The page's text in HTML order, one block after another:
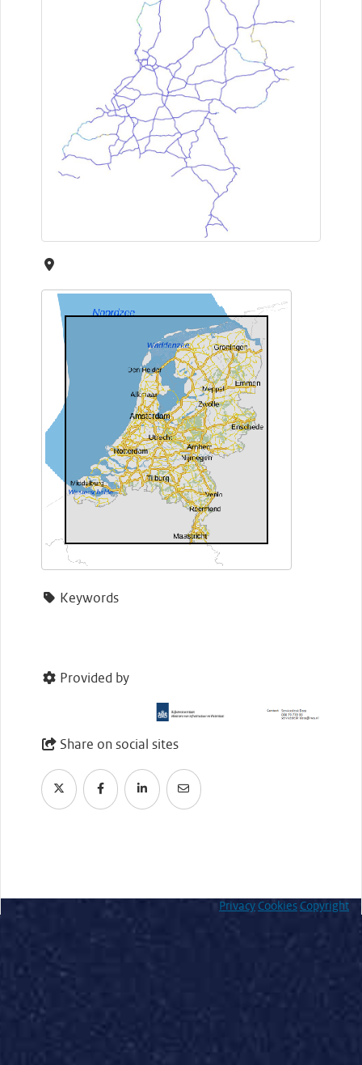
Keywords
Provided by
Share on social sites
Privacy Cookies Copyright